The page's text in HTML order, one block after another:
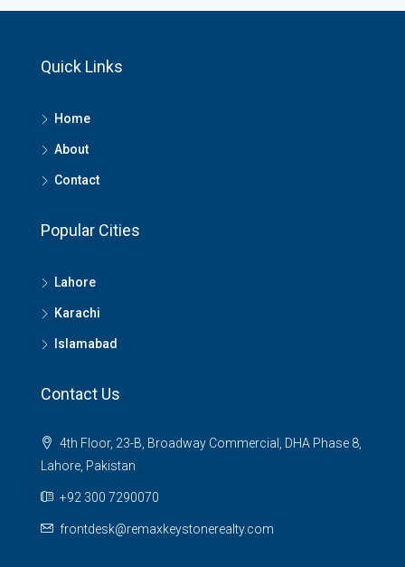
Quick Links
Home
About
Contact
Popular Cities
Lahore
Karachi
Islamabad
Contact Us
4th Floor, 23-B, Broadway Commercial, DHA Phase 8,
Lahore, Pakistan
+92 300 7290070
frontdesk@remaxkeystonerealty.com